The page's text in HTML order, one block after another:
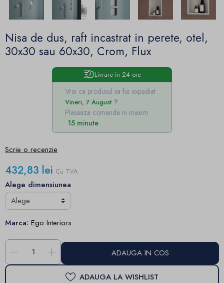
Nisa de dus, raft incastrat in perete, otel,
30x30 sau 60x30, Crom, Flux
Livrare in 24 ore
Vrei ca produsul sa fie expediat
Vineri, 7 August
Plaseaza comanda in maxim
15 minute
Scrie o recenzie
432,83 lei Cu TVA
Alege dimensiunea
Marca: Ego Interiors
- + ADAUGA IN COS
ADAUGA LA WISHLIST